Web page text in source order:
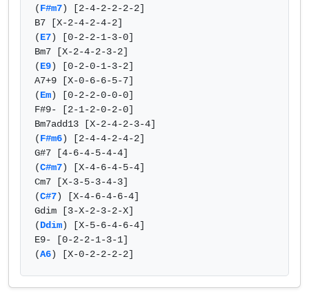
(F#m7) [2-4-2-2-2-2]
B7 [X-2-4-2-4-2]
(E7) [0-2-2-1-3-0]
Bm7 [X-2-4-2-3-2]
(E9) [0-2-0-1-3-2]
A7+9 [X-0-6-6-5-7]
(Em) [0-2-2-0-0-0]
F#9- [2-1-2-0-2-0]
Bm7add13 [X-2-4-2-3-4]
(F#m6) [2-4-4-2-4-2]
G#7 [4-6-4-5-4-4]
(C#m7) [X-4-6-4-5-4]
Cm7 [X-3-5-3-4-3]
(C#7) [X-4-6-4-6-4]
Gdim [3-X-2-3-2-X]
(Ddim) [X-5-6-4-6-4]
E9- [0-2-2-1-3-1]
(A6) [X-0-2-2-2-2]